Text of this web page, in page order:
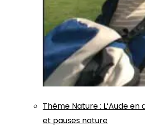
Thème Nature: L’Aude
et pauses nature